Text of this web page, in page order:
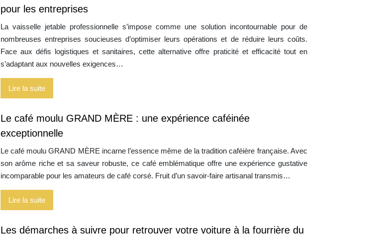
pour les entreprises
La vaisselle jetable professionnelle s’impose comme une solution incontournable pour de
nombreuses entreprises soucieuses d’optimiser leurs opérations et de réduire leurs coûts.
Face aux défis logistiques et sanitaires, cette alternative offre praticité et efficacité tout en
s’adaptant aux nouvelles exigences…
Lire la suite
Le café moulu GRAND MÈRE : une expérience caféinée
exceptionnelle
Le café moulu GRAND MÈRE incarne l’essence même de la tradition caféière française. Avec
son arôme riche et sa saveur robuste, ce café emblématique offre une expérience gustative
incomparable pour les amateurs de café corsé. Fruit d’un savoir-faire artisanal transmis…
Lire la suite
Les démarches à suivre pour retrouver votre voiture à la fourrière du